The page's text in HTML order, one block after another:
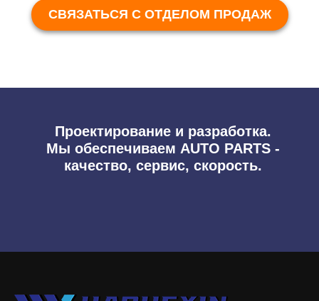
СВЯЗАТЬСЯ С ОТДЕЛОМ ПРОДАЖ
Проектирование и разработка.
Мы обеспечиваем AUTO PARTS -
качество, сервис, скорость.